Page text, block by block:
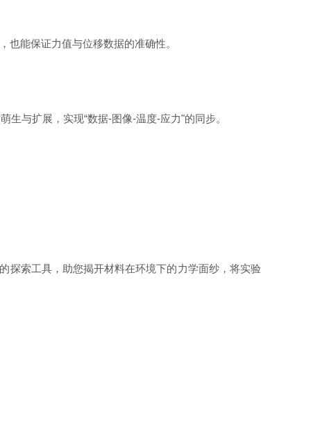
能保证力值与位移数据的准确性。
生与扩展，实现“数据-图像-温度-应力"的同步。
探索工具，助您揭开材料在环境下的力学面纱，将实验